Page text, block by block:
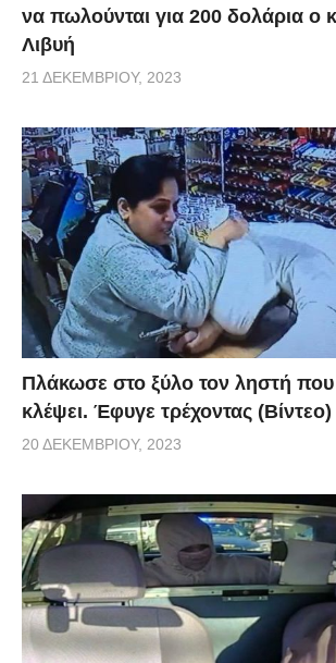
να πωλούνται για 200 δολάρια ο
Λιβυή
21 ΔΕΚΕΜΒΡΊΟΥ, 2023
Πλάκωσε στο ξύλο τον ληστή
κλέψει. Έφυγε τρέχοντας (Βίντεο)
20 ΔΕΚΕΜΒΡΊΟΥ, 2023